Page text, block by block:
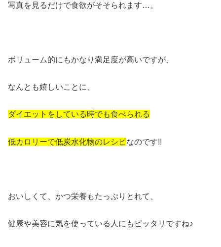
写真を見るだけで食欲がそそられます…。
ボリューム的にもかなり満足度が高いですが、
なんとも嬉しいことに、
ダイエットをしている時でも食べられる
低カロリーで低炭水化物のレシピなのです!!
おいしくて、かつ栄養もたっぷりとれて、
健康や美容に気を使っている人にもピッタリですね♪